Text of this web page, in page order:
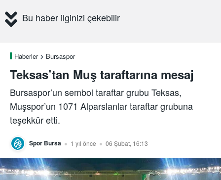
Bu haber ilginizi çekebilir
Haberler Bursaspor
Teksas’tan Muş taraftarına mesaj
Bursaspor’un sembol taraftar grubu Teksas,
Muşspor’un 1071 Alparslanlar taraftar grubuna
teşekkür etti.
Spor Bursa 1 yıl önce 06 Şubat, 16:13